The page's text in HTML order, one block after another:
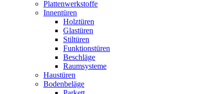
Plattenwerkstoffe
Innentüren
Holztüren
Glastüren
Stiltüren
Funktionstüren
Beschläge
Raumsysteme
Haustüren
Bodenbeläge